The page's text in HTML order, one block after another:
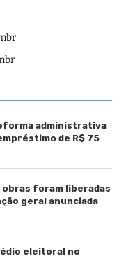
administrativa
de R$ 75
obras foram liberadas
geral anunciada
eleitoral no